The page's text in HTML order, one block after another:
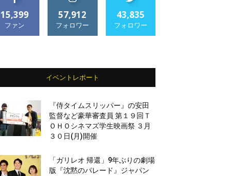
15,399
ファン
57,912
フォロワー
43,835
フォロワー
イベントレポート
『侍タイムスリッパー』の安田
監督など豪華審査員 第１９回Ｔ
ＯＨＯシネマズ学生映画祭 ３月
３０日(月)開催
「ガリレオ 帰還」9年ぶりの劇場
版『沈黙のパレード』ジャパン